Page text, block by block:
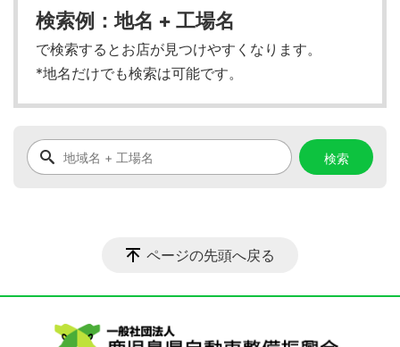
検索例：地名 + 工場名
で検索するとお店が見つけやすくなります。
*地名だけでも検索は可能です。
ページの先頭へ戻る